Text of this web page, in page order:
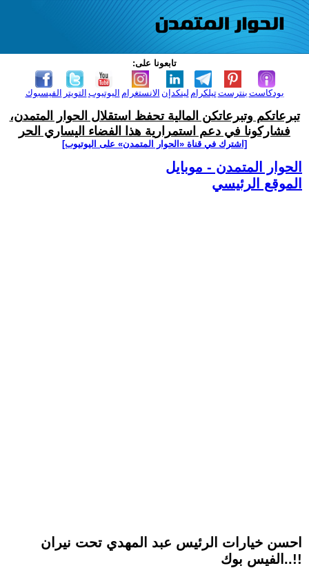
تابعونا على:
الفيسبوك التويتر اليوتيوب الانستغرام لينكدإن تيلكرامبنترست بودكاست
تبرعاتكم وتبرعاتكن المالية تحفظ استقلال الحوار المتمدن،
فشاركونا في دعم استمرارية هذا الفضاء اليساري الحر
[اشترك في قناة ‫«الحوار المتمدن» على اليوتيوب]
الحوار المتمدن - موبايل
الموقع الرئيسي
احسن خيارات الرئيس عبد المهدي تحت نيران
الفيس بوك..!!